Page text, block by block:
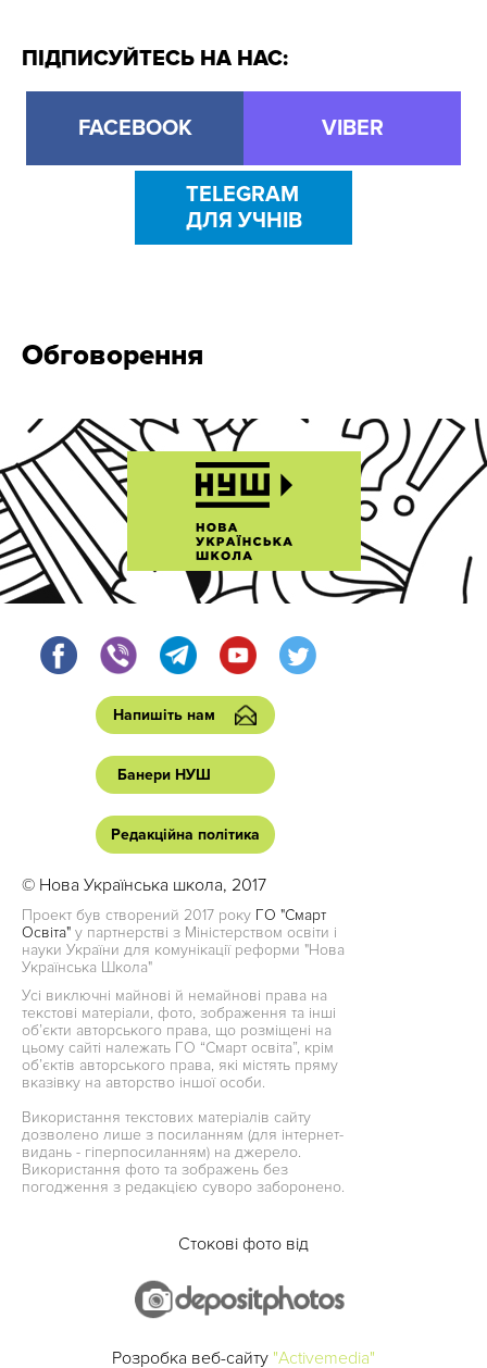
ПІДПИСУЙТЕСЬ НА НАС:
FACEBOOK VIBER
TELEGRAM
ДЛЯ УЧНІВ
Обговорення
Напишіть нам
Банери НУШ
Редакційна політика
© Нова Українська школа, 2017
Проект був створений 2017 року ГО "Смарт
Освіта" у партнерстві з Міністерством освіти і
науки України для комунікації реформи "Нова
Українська Школа"
Усі виключні майнові й немайнові права на
текстові матеріали, фото, зображення та інші
об’єкти авторського права, що розміщені на
цьому сайті належать ГО “Смарт освіта”, крім
об’єктів авторського права, які містять пряму
вказівку на авторство іншої особи.
Використання текстових матеріалів сайту
дозволено лише з посиланням (для інтернет-
видань - гіперпосиланням) на джерело.
Використання фото та зображень без
погодження з редакцією суворо заборонено.
Стокові фото від
Розробка веб-сайту "Activemedia"